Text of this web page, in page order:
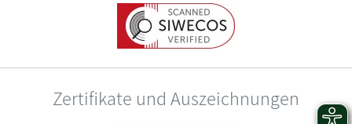
Zertifikate und Auszeichnungen